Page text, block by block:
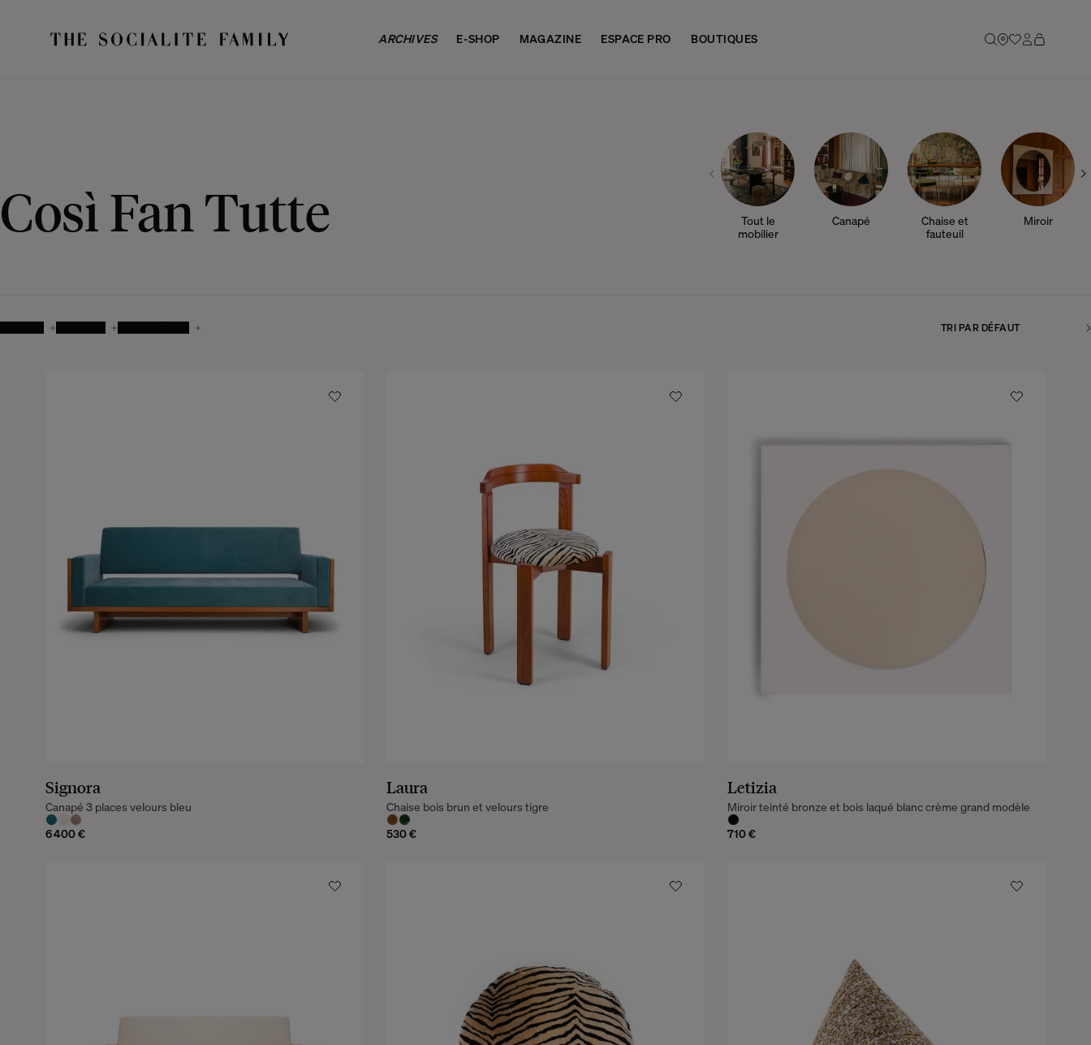
ARCHIVES E-SHOP MAGAZINE ESPACE PRO BOUTIQUES
Così Fan Tutte
Tout le
mobilier
Canapé
Chaise et
fauteuil
Miroir
Signora
6 400 €
Canapé 3 places velours bleu
Laura
530 €
Chaise bois brun et velours tigre
Letizia
710 €
Miroir teinté bronze et bois laqué blanc crème grand modèle